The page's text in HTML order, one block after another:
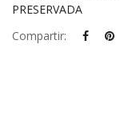
PRESERVADA
Compartir: